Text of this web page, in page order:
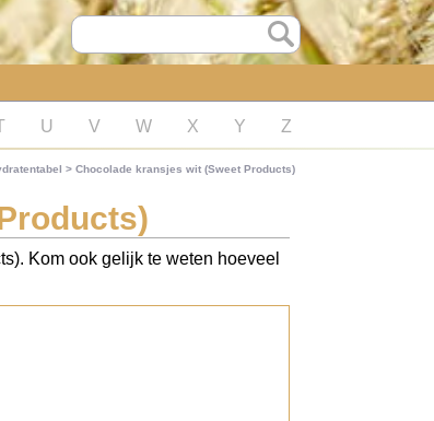
U V W X Y Z
> Chocolade kransjes wit (Sweet Products)
Kom ook gelijk te weten hoeveel